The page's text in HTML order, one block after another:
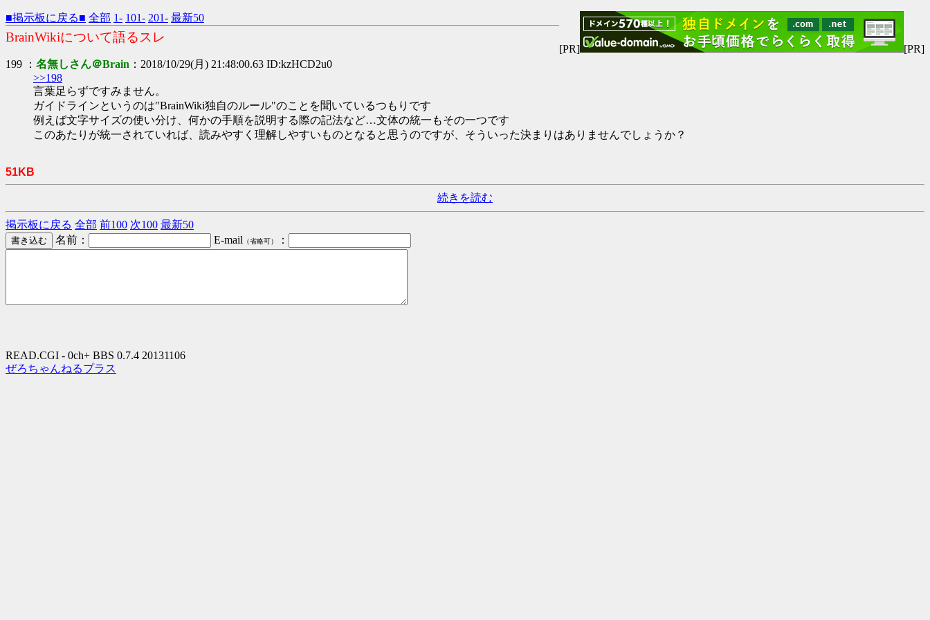
■掲示板に戻る■ 全部 1- 101- 201- 最新50
[PR] [PR]
BrainWikiについて語るスレ
199 ： 名無しさん＠Brain ：2018/10/29(月) 21:48:00.63 ID:kzHCD2u0
>>198
言葉足らずですみません。
ガイドラインというのは"BrainWiki独自のルール"のことを聞いているつもりです
例えば文字サイズの使い分け、何かの手順を説明する際の記法など…文体の統一もその一つです
このあたりが統一されていれば、読みやすく理解しやすいものとなると思うのですが、そういった決まりはありませんでしょうか？
51KB
続きを読む
掲示板に戻る 全部 前100 次100 最新50
名前：
E-mail （省略可） ：
READ.CGI - 0ch+ BBS 0.7.4 20131106
ぜろちゃんねるプラス